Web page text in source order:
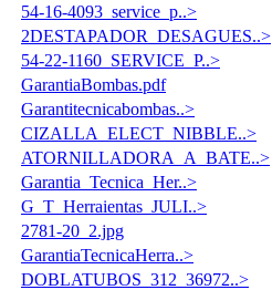
54-16-4093_service_p..>
2DESTAPADOR_DESAGUES..>
54-22-1160_SERVICE_P..>
GarantiaBombas.pdf
Garantitecnicabombas..>
CIZALLA_ELECT_NIBBLE..>
ATORNILLADORA_A_BATE..>
Garantia_Tecnica_Her..>
G_T_Herraientas_JULI..>
2781-20_2.jpg
GarantiaTecnicaHerra..>
DOBLATUBOS_312_36972..>